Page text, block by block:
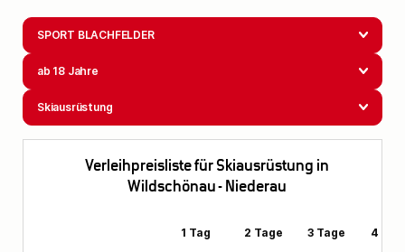
SPORT BLACHFELDER
ab 18 Jahre
Skiausrüstung
Verleihpreisliste für Skiausrüstung in
Wildschönau - Niederau
1 Tag 2 Tage 3 Tage 4